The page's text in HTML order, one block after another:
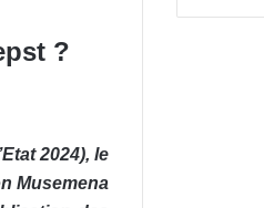
?
2024), le
Musemena